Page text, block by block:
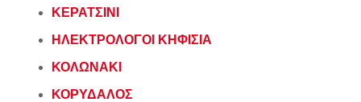
ΚΕΡΑΤΣΙΝΙ
ΗΛΕΚΤΡΟΛΟΓΟΙ ΚΗΦΙΣΙΑ
ΚΟΛΩΝΑΚΙ
ΚΟΡΥΔΑΛΟΣ